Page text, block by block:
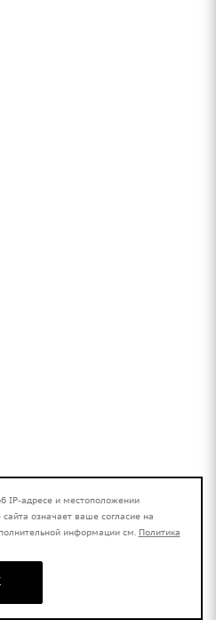
IP-адресе и местоположении
означает ваше согласие на
информации см. Политика